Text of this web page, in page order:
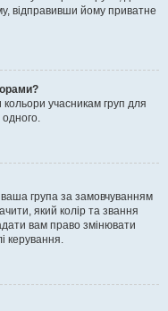
відправивши йому приватне
учасникам груп для
одного.
група за замовчуванням
який колір та звання
вам право змінювати
керування.